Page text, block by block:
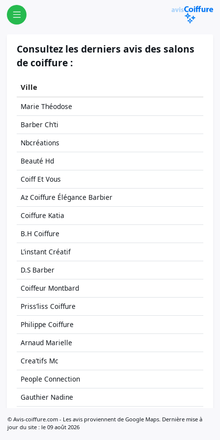
Consultez les derniers avis des salons
de coiffure :
Ville
Marie Théodose
Barber Ch’ti
Nbcréations
Beauté Hd
Coiff Et Vous
Az Coiffure Élégance Barbier
Coiffure Katia
B.H Coiffure
L’instant Créatif
D.S Barber
Coiffeur Montbard
Priss’liss Coiffure
Philippe Coiffure
Arnaud Marielle
Crea’tifs Mc
People Connection
Gauthier Nadine
Dany.S
© Avis-coiffure.com - Les avis proviennent de Google Maps. Dernière mise à
jour du site : le 09 août 2026